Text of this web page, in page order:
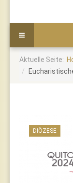
Aktuelle Seite:
DIÖZESE